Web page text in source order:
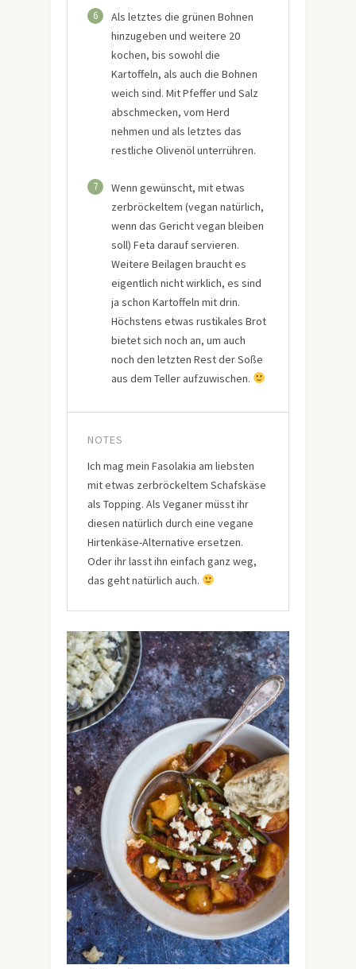
6
Als letztes die grünen Bohnen
hinzugeben und weitere 20
kochen, bis sowohl die
Kartoffeln, als auch die Bohnen
weich sind. Mit Pfeffer und Salz
abschmecken, vom Herd
nehmen und als letztes das
restliche Olivenöl unterrühren.
7
Wenn gewünscht, mit etwas
zerbröckeltem (vegan natürlich,
wenn das Gericht vegan bleiben
soll) Feta darauf servieren.
Weitere Beilagen braucht es
eigentlich nicht wirklich, es sind
ja schon Kartoffeln mit drin.
Höchstens etwas rustikales Brot
bietet sich noch an, um auch
noch den letzten Rest der Soße
aus dem Teller aufzuwischen.
NOTES
Ich mag mein Fasolakia am liebsten
mit etwas zerbröckeltem Schafskäse
als Topping. Als Veganer müsst ihr
diesen natürlich durch eine vegane
Hirtenkäse-Alternative ersetzen.
Oder ihr lasst ihn einfach ganz weg,
das geht natürlich auch.